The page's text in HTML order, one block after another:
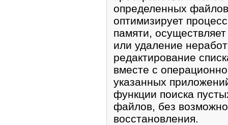
определенных
оптимизирует
памяти,
или удаление
редактирование
вместе с
указанных
функции поиска
файлов, без
восстановления.